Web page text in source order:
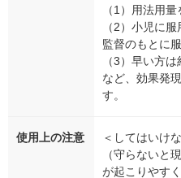
（1）用法用
（2）小児に
監督のもとに
（3）早い方
など、効果発
す。
使用上の注意
＜してはいけ
（守らないと
が起こりやす